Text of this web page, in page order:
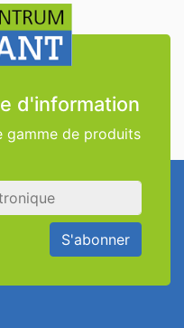
d'information
gamme de produits
S'abonner